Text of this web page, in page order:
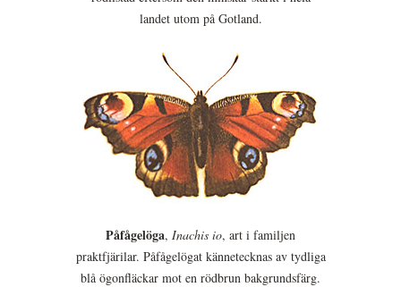
landet utom på Gotland.
Påfågelöga, Inachis io, art i familjen
praktfjärilar. Påfågelögat kännetecknas av tydliga
blå ögonfläckar mot en rödbrun bakgrundsfärg.